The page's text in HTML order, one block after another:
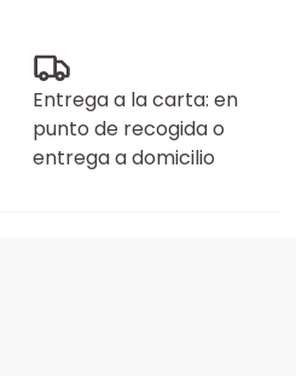
Entrega a la carta: en
punto de recogida o
entrega a domicilio